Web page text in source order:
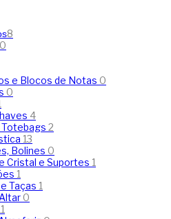
8
0
e Blocos de Notas 0
0
4
2
13
Bolines 0
Cristal e Suportes 1
1
Taças 1
0